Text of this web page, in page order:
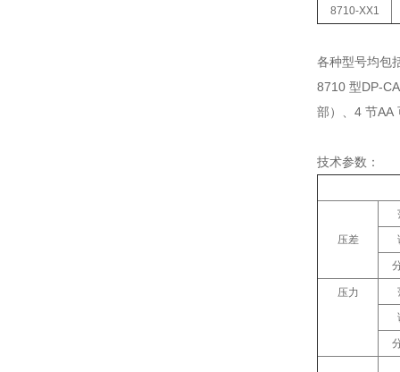
8710-XX1
各种型号均包
8710 型DP-
部）、4 节AA
技术参数：
压差
压力